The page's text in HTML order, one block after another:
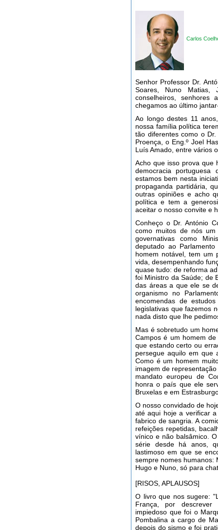
Carlos
Senhor Professor Dr.
Soares, Nuno Matias,
conselheiros, senhores
chegamos ao último
Ao longo destes 11
nossa família política
tão diferentes como o
Proença, o Eng.º Joel
Luís Amado, entre vários
Acho que isso prova que
democracia portuguesa
estamos bem nesta
propaganda partidária,
outras opiniões e acho
política e tem a
aceitar o nosso convite e
Conheço o Dr. António
como muitos de nós
governativas como
deputado ao
homem notável, tem um
vida, desempenhando
quase tudo: de reforma
foi Ministro da Saúde; de
das áreas a que ele se
organismo no
encomendas de
legislativas que fazemos
nada disto que lhe
Mas é sobretudo um
Campos é um homem
que estando certo ou
persegue aquilo em que
Como é um homem
imagem de
mandato europeu de
honra o país que ele
Bruxelas e em
O nosso convidado de
até aqui hoje a verificar
fabrico de sangria. A
refeições repetidas,
vínico e não balsâmico.
série desde há anos,
lastimoso em que se
sempre nomes humanos:
Hugo e Nuno, só para
[RISOS, APLAUSOS]
O livro que nos sugere:
França, por descrever
impiedoso que foi o
Pombalina a cargo de
depois do sismo e foi